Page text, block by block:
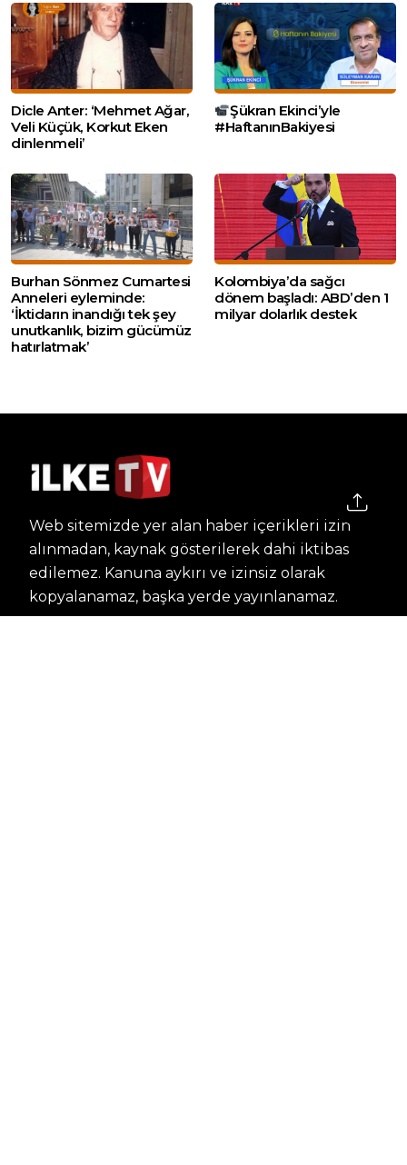
Dicle Anter: ‘Mehmet Ağar,
Veli Küçük, Korkut Eken
dinlenmeli’
Şükran Ekinci’yle
#HaftanınBakiyesi
Burhan Sönmez Cumartesi
Anneleri eyleminde:
‘İktidarın inandığı tek şey
unutkanlık, bizim gücümüz
hatırlatmak’
Kolombiya’da sağcı
dönem başladı: ABD’den 1
milyar dolarlık destek
Web sitemizde yer alan haber içerikleri izin
alınmadan, kaynak gösterilerek dahi iktibas
edilemez. Kanuna aykırı ve izinsiz olarak
kopyalanamaz, başka yerde yayınlanamaz.